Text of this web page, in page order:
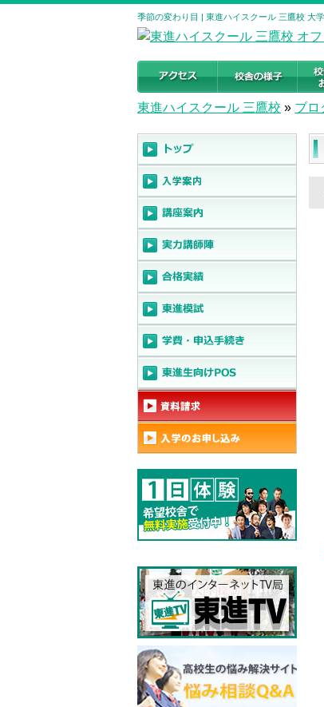
季節の変わり目 | 東進ハイスクール 三鷹校 大
東進ハイスクール 三鷹校 » ブロ